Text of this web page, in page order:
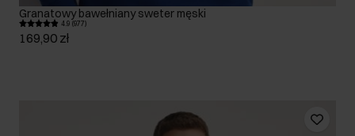
Granatowy bawełniany sweter męski
4.9 (977)
169,90 zł